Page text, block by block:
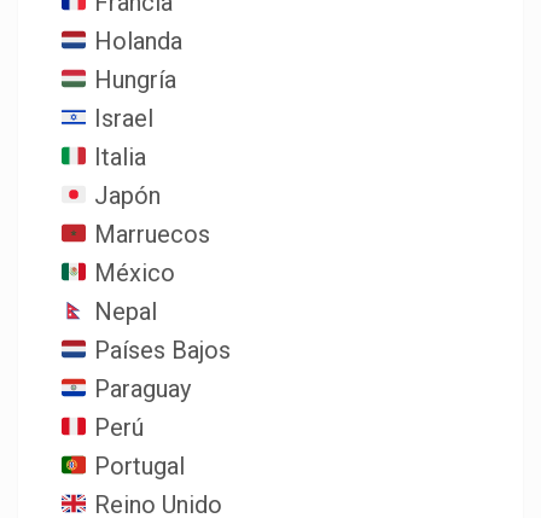
Holanda
Hungría
Israel
Italia
Japón
Marruecos
México
Nepal
Países Bajos
Paraguay
Perú
Portugal
Reino Unido